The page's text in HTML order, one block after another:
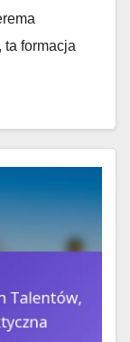
ta formacja